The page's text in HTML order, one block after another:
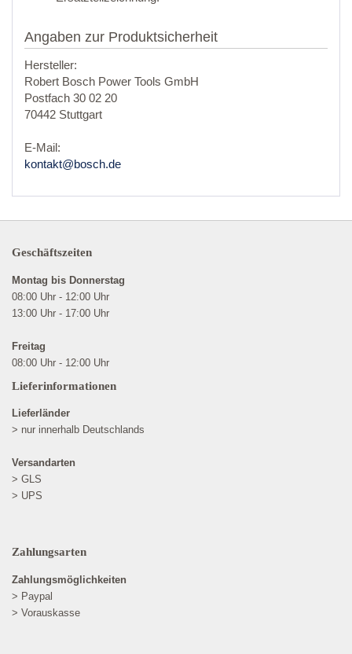
Angaben zur Produktsicherheit
Hersteller:
Robert Bosch Power Tools GmbH
Postfach 30 02 20
70442 Stuttgart
E-Mail:
kontakt@bosch.de
Geschäftszeiten
Montag bis Donnerstag
08:00 Uhr - 12:00 Uhr
13:00 Uhr - 17:00 Uhr
Freitag
08:00 Uhr - 12:00 Uhr
Lieferinformationen
Lieferländer
> nur innerhalb Deutschlands
Versandarten
> GLS
> UPS
Zahlungsarten
Zahlungsmöglichkeiten
> Paypal
> Vorauskasse